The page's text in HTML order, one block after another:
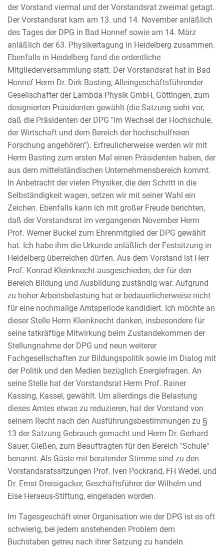
der Vorstand viermal und der Vorstandsrat zweimal getagt.
Der Vorstandsrat kam am 13. und 14. November anläßlich
des Tages der DPG in Bad Honnef sowie am 14. März
anläßlich der 63. Physikertagung in Heidelberg zusammen.
Ebenfalls in Heidelberg fand die ordentliche
Mitgliederversammlung statt. Der Vorstandsrat hat in Bad
Honnef Herrn Dr. Dirk Basting, Alleingeschäftsführender
Gesellschafter der Lambda Physik GmbH, Göttingen, zum
designierten Präsidenten gewählt (die Satzung sieht vor,
daß die Präsidenten der DPG "im Wechsel der Hochschule,
der Wirtschaft und dem Bereich der hochschulfreien
Forschung angehören"). Erfreulicherweise werden wir mit
Herrn Basting zum ersten Mal einen Präsidenten haben, der
aus dem mittelständischen Unternehmensbereich kommt.
In Anbetracht der vielen Physiker, die den Schritt in die
Selbständigkeit wagen, setzen wir mit seiner Wahl ein
Zeichen. Ebenfalls kann ich mit großer Freude berichten,
daß der Vorstandsrat im vergangenen November Herrn
Prof. Werner Buckel zum Ehrenmitglied der DPG gewählt
hat. Ich habe ihm die Urkunde anläßlich der Festsitzung in
Heidelberg überreichen dürfen. Aus dem Vorstand ist Herr
Prof. Konrad Kleinknecht ausgeschieden, der für den
Bereich Bildung und Ausbildung zuständig war. Aufgrund
zu hoher Arbeitsbelastung hat er bedauerlicherweise nicht
für eine nochmalige Amtsperiode kandidiert. Ich möchte an
dieser Stelle Herrn Kleinknecht danken, insbesondere für
seine tatkräftige Mitwirkung beim Zustandekommen der
Stellungnahme der DPG und neun weiterer
Fachgesellschaften zur Bildungspolitik sowie im Dialog mit
der Politik und den Medien bezüglich Energiefragen. An
seine Stelle hat der Vorstandsrat Herrn Prof. Rainer
Kassing, Kassel, gewählt. Um allerdings die Belastung
dieses Amtes etwas zu reduzieren, hat der Vorstand von
seinem Recht nach den Ausführungsbestimmungen zu §
13 der Satzung Gebrauch gemacht und Herrn Dr. Gerhard
Sauer, Gießen, zum Beauftragten für den Bereich "Schule"
benannt. Als Gäste mit beratender Stimme sind zu den
Vorstandsratssitzungen Prof. Iven Pockrand, FH Wedel, und
Dr. Ernst Dreisigacker, Geschäftsführer der Wilhelm und
Else Heraeus-Stiftung, eingeladen worden.
Im Tagesgeschäft einer Organisation wie der DPG ist es oft
schwierig, bei jedem anstehenden Problem dem
Buchstaben getreu nach ihrer Satzung zu handeln.